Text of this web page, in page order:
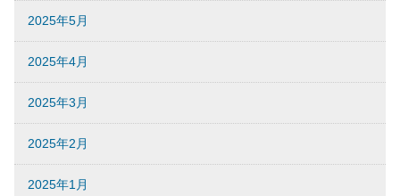
2025年5月
2025年4月
2025年3月
2025年2月
2025年1月